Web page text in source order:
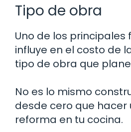
Tipo de obra
Uno de los principales
influye en el costo de
tipo de obra que
No es lo mismo
desde cero que hacer
reforma en tu cocina.